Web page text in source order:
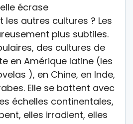
écrase
autres cultures ? Les
plus subtiles.
des cultures de
en Amérique latine (les
), en Chine, en Inde,
Elle se battent avec
échelles continentales,
elles irradient, elles